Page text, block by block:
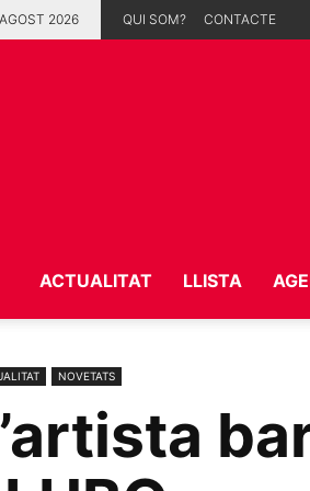
2026 QUI SOM? CONTACTE
ACTUALITAT LLISTA
NOVETATS